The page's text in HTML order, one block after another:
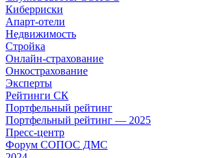
Киберриски
Апарт-отели
Недвижимость
Стройка
Онлайн-страхование
Онкострахование
Эксперты
Рейтинги СК
Портфельный рейтинг
Портфельный рейтинг — 2025
Пресс-центр
Форум СОПОС ДМС